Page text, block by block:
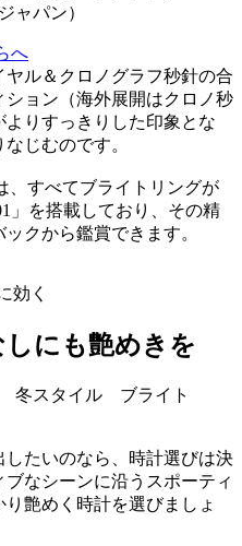
ャパン）
へ
ル＆クロノグラフ秒針の合
ョン（海外展開はクロノ秒
りすっきりした印象とな
じむのです。
、すべてブライトリングが
」を搭載しており、その精
クから鑑賞できます。
効く
にも艶めきを
たいのなら、時計選びは決
なシーンに沿うスポーティ
艶めく時計を選びましょ